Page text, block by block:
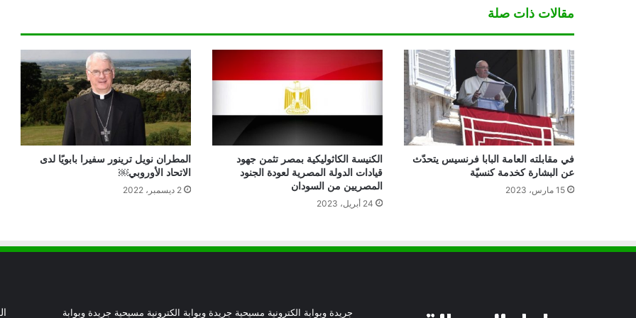
الصراع في الشرق الأوسط
الكاردينال بيتسابالا: الكنيسة لن تتخلى أبدًا
عن المحتاجين في غزة
دعوة مشتركة لتجديد الإيمان وترسيخ السلام
والحوار.. رسالة دائرة الحوار بين الأديان
بمناسبة رمضان وعيد الفطر
مقالات ذات صلة
في مقابلته العامة البابا فرنسيس يتحدّث
عن البشارة كخدمة كنسيّة
15 مارس، 2023
الكنيسة الكاثوليكية بمصر تثمن جهود
قيادات الدولة المصرية لعودة الجنود
المصريين من السودان
24 أبريل، 2023
المطران نويل ترينور سفيرا بابويًا لدى
الاتحاد الأوروبي￼
2 ديسمبر، 2022
جريدة وبوابة الكترونية مسيحية جريدة وبوابة الكترونية مسيحية جريدة وبوابة